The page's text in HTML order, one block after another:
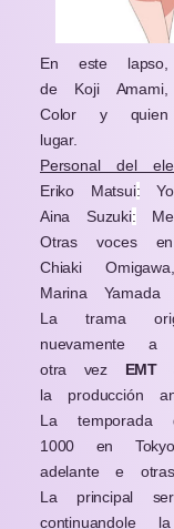
En este
de Koji
Color y
lugar.
Personal del
Eriko Matsui:
Aina Suzuki:
Otras voces
Chiaki
Marina
La trama
nuevamente a
otra vez EMT
la producción
La
1000 en
adelante e
La principal
continuandole